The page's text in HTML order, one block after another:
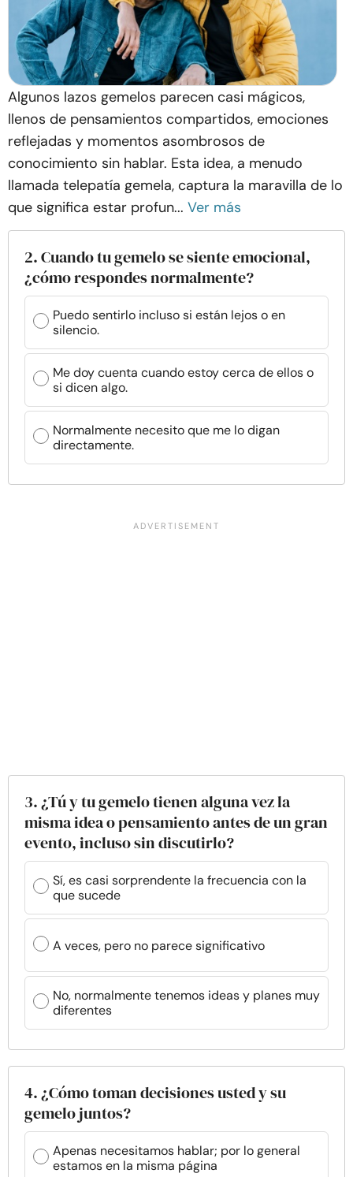
Algunos lazos gemelos parecen casi mágicos,
llenos de pensamientos compartidos, emociones
reflejadas y momentos asombrosos de
conocimiento sin hablar. Esta idea, a menudo
llamada telepatía gemela, captura la maravilla de lo
que significa estar profun... Ver más
2. Cuando tu gemelo se siente emocional,
¿cómo respondes normalmente?
Puedo sentirlo incluso si están lejos o en
silencio.
Me doy cuenta cuando estoy cerca de ellos o
si dicen algo.
Normalmente necesito que me lo digan
directamente.
3. ¿Tú y tu gemelo tienen alguna vez la
misma idea o pensamiento antes de un gran
evento, incluso sin discutirlo?
Sí, es casi sorprendente la frecuencia con la
que sucede
A veces, pero no parece significativo
No, normalmente tenemos ideas y planes muy
diferentes
4. ¿Cómo toman decisiones usted y su
gemelo juntos?
Apenas necesitamos hablar; por lo general
estamos en la misma página